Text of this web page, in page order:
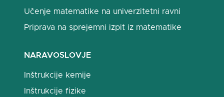
Učenje matematike na univerzitetni ravni
Priprava na sprejemni izpit iz matematike
NARAVOSLOVJE
Inštrukcije kemije
Inštrukcije fizike